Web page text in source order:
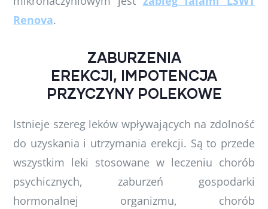
Renova.
ZABURZENIA
EREKCJI, IMPOTENCJA
PRZYCZYNY POLEKOWE
Istnieje szereg leków wpływających na zdolność
do uzyskania i utrzymania erekcji. Są to przede
wszystkim leki stosowane w leczeniu chorób
psychicznych, zaburzeń gospodarki
hormonalnej organizmu, chorób